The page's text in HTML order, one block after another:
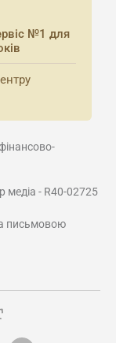
№1 для
медіа - R40-02725
письмовою